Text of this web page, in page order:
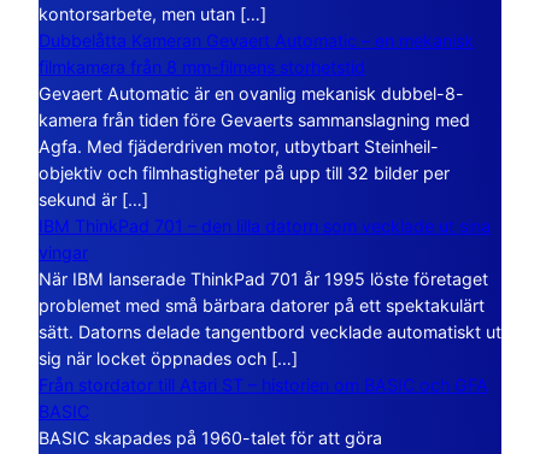
kontorsarbete, men utan […]
Dubbelåtta Kameran Gevaert Automatic – en mekanisk
filmkamera från 8 mm-filmens storhetstid
Gevaert Automatic är en ovanlig mekanisk dubbel-8-
kamera från tiden före Gevaerts sammanslagning med
Agfa. Med fjäderdriven motor, utbytbart Steinheil-
objektiv och filmhastigheter på upp till 32 bilder per
sekund är […]
IBM ThinkPad 701 – den lilla datorn som vecklade ut sina
vingar
När IBM lanserade ThinkPad 701 år 1995 löste företaget
problemet med små bärbara datorer på ett spektakulärt
sätt. Datorns delade tangentbord vecklade automatiskt ut
sig när locket öppnades och […]
Från stordator till Atari ST – historien om BASIC och GFA
BASIC
BASIC skapades på 1960-talet för att göra